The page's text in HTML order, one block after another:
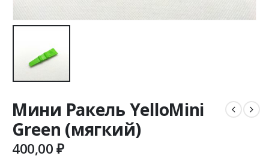
Мини Ракель YelloMini
Green (мягкий)
400,00₽